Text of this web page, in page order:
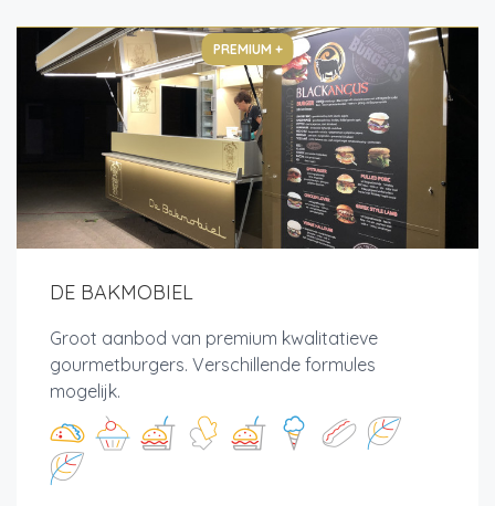
PREMIUM +
DE BAKMOBIEL
Groot aanbod van premium kwalitatieve
gourmetburgers. Verschillende formules
mogelijk.